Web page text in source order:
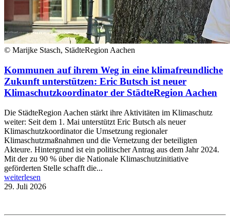
© Marijke Stasch, StädteRegion Aachen
Kommunen auf ihrem Weg in eine klimafreundliche
Zukunft unterstützen: Eric Butsch ist neuer
Klimaschutzkoordinator der StädteRegion Aachen
Die StädteRegion Aachen stärkt ihre Aktivitäten im Klimaschutz
weiter: Seit dem 1. Mai unterstützt Eric Butsch als neuer
Klimaschutzkoordinator die Umsetzung regionaler
Klimaschutzmaßnahmen und die Vernetzung der beteiligten
Akteure. Hintergrund ist ein politischer Antrag aus dem Jahr 2024.
Mit der zu 90 % über die Nationale Klimaschutzinitiative
geförderten Stelle schafft die...
weiterlesen
29. Juli 2026